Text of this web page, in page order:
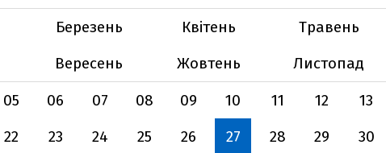
Березень Квітень Травень
Вересень Жовтень Листопад
05 06 07 08 09 10 11 12 13
22 23 24 25 26 27 28 29 30